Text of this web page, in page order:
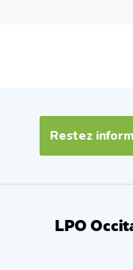
Restez
LPO